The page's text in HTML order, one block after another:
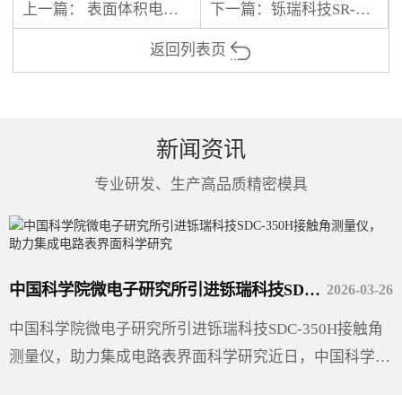
上一篇： 表面体积电阻率测试仪 操作规程 下一篇： 铄瑞科技SR-TOC-01E燃烧法总有机碳分析仪在安徽省江淮质量技术检测服务有限公司圆满完成调试
返回列表页
新闻资讯
专业研发、生产高品质精密模具
2026-03-26
中国科学院微电子研究所引进铄瑞科技SDC-350H接触角测量仪，助力集成电路表界面科学研究
中国科学院微电子研究所引进铄瑞科技SDC-350H接触角
测量仪，助力集成电路表界面科学研究近日，中国科学院